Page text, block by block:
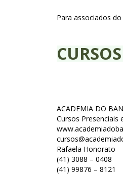
Para associados
ACADEMIA DO
Cursos Presenciais
Rafaela Honorato
(41) 3088 – 0408
(41) 99876 – 8121